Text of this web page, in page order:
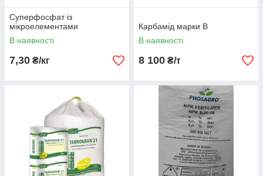
Суперфосфат із
мікроелементами
В наявності
7,30 ₴/кг
Карбамід марки В
В наявності
8 100 ₴/т